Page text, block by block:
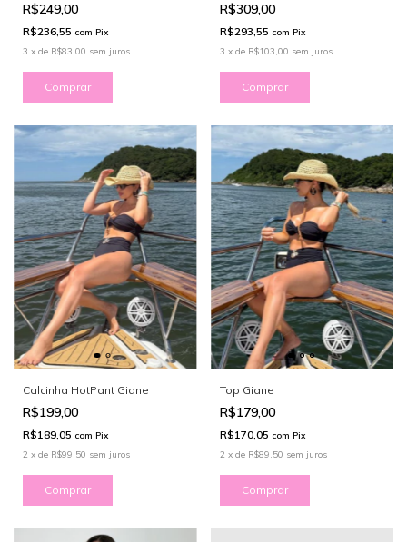
R$249,00
R$236,55 com Pix
3 x de R$83,00 sem juros
Comprar
R$309,00
R$293,55 com Pix
3 x de R$103,00 sem juros
Comprar
Calcinha HotPant Giane
R$199,00
R$189,05 com Pix
2 x de R$99,50 sem juros
Comprar
Top Giane
R$179,00
R$170,05 com Pix
2 x de R$89,50 sem juros
Comprar